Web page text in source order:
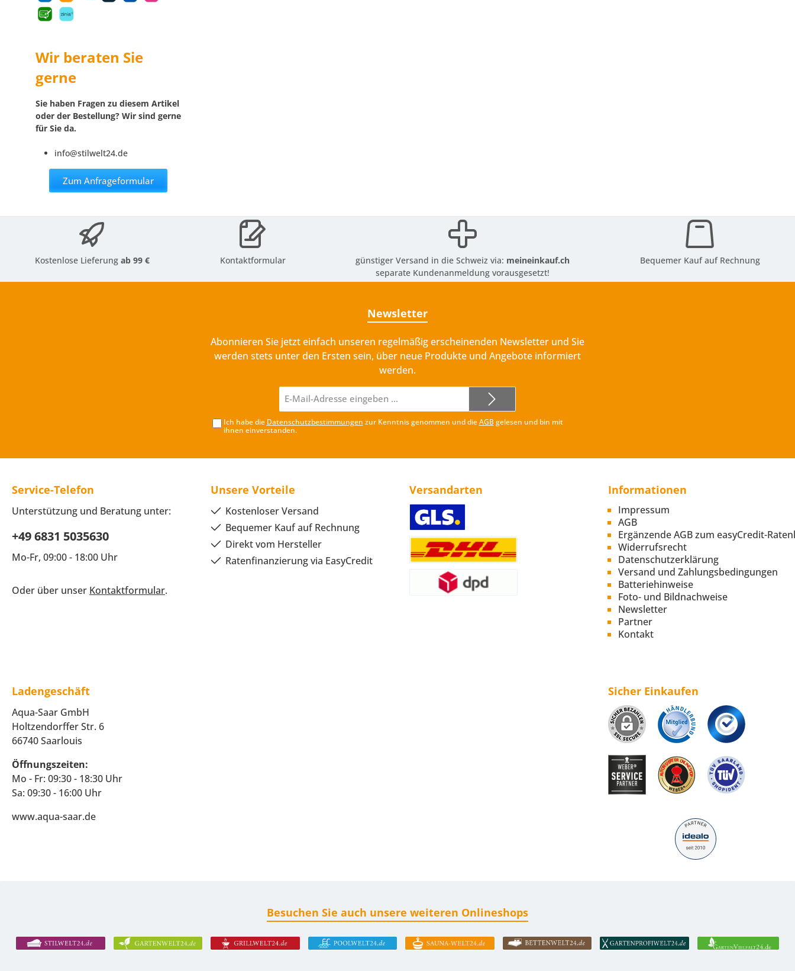
Wir beraten Sie
gerne
Sie haben Fragen zu diesem Artikel
oder der Bestellung? Wir sind gerne
für Sie da.
info@stilwelt24.de
Zum Anfrageformular
Kostenlose Lieferungab 99 € Kontaktformular günstiger Versand in die Schweiz via: meineinkauf.ch
separate Kundenanmeldung vorausgesetzt!
Bequemer Kauf auf Rechnung
Newsletter
Abonnieren Sie jetzt einfach unseren regelmäßig erscheinenden Newsletter und Sie
werden stets unter den Ersten sein, über neue Produkte und Angebote informiert
werden.
Mail-
Adresse*
Ich habe die Datenschutzbestimmungen zur Kenntnis genommen und dieAGBgelesen und bin mit
ihnen einverstanden.
Service-Telefon
Unterstützung und Beratung unter:
+49 6831 5035630
Mo-Fr, 09:00 - 18:00 Uhr
Oder über unser Kontaktformular.
Unsere Vorteile
Kostenloser Versand
Bequemer Kauf auf Rechnung
Direkt vom Hersteller
Ratenfinanzierung via EasyCredit
Versandarten Informationen
Impressum
AGB
Ergänzende AGB zum easyCredit-
Widerrufsrecht
Datenschutzerklärung
Versand und Zahlungsbedingungen
Batteriehinweise
Foto- und Bildnachweise
Newsletter
Partner
Kontakt
Ladengeschäft
Aqua-Saar GmbH
Holtzendorffer Str. 6
66740 Saarlouis
Öffnungszeiten:
Mo - Fr: 09:30 - 18:30 Uhr
Sa: 09:30 - 16:00 Uhr
www.aqua-saar.de
Sicher Einkaufen
Besuchen Sie auch unsere weiteren Onlineshops